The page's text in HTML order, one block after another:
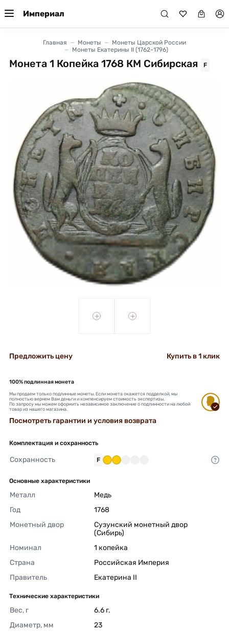
Империал
Главная Монеты
Монеты Царской России
Монеты Екатерины II (1762-1796)
Монета 1 Копейка 1768 КМ Cибирская F
+ +
Предложить цену Купить в 1 клик
100% подлинная монета
Мы продаем только подлинные монеты. Если монета окажется подделкой, мы
полностью вернем Вам деньги и компенсируем стоимость экспертизы.
По запросу мы можем оформить независимое заключение о подлинности на любой
товар из нашего магазина.
Посмотреть гарантии и условия возврата
Комплектация и сохранность
Сохранность F
Основные характеристики
Металл
Медь
Год
1768
Монетный двор
Сузунский монетный двор
(Сибирь)
Номинал
1 копейка
Страна
Российская Империя
Правитель
Екатерина II
Технические характеристики
Вес, г
6.6 г.
Диаметр, мм
23